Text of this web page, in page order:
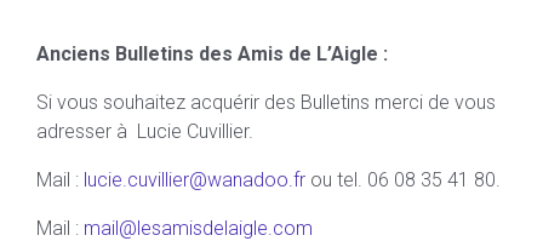
Anciens Bulletins des Amis de L’Aigle :
Si vous souhaitez acquérir des Bulletins merci de vous
adresser à Lucie Cuvillier.
Mail : lucie.cuvillier@wanadoo.fr ou tel. 06 08 35 41 80.
Mail : mail@lesamisdelaigle.com